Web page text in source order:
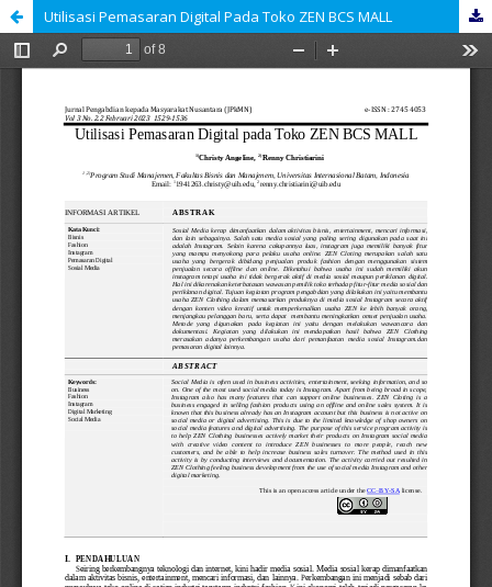
Utilisasi Pemasaran Digital Pada Toko ZEN BCS MALL